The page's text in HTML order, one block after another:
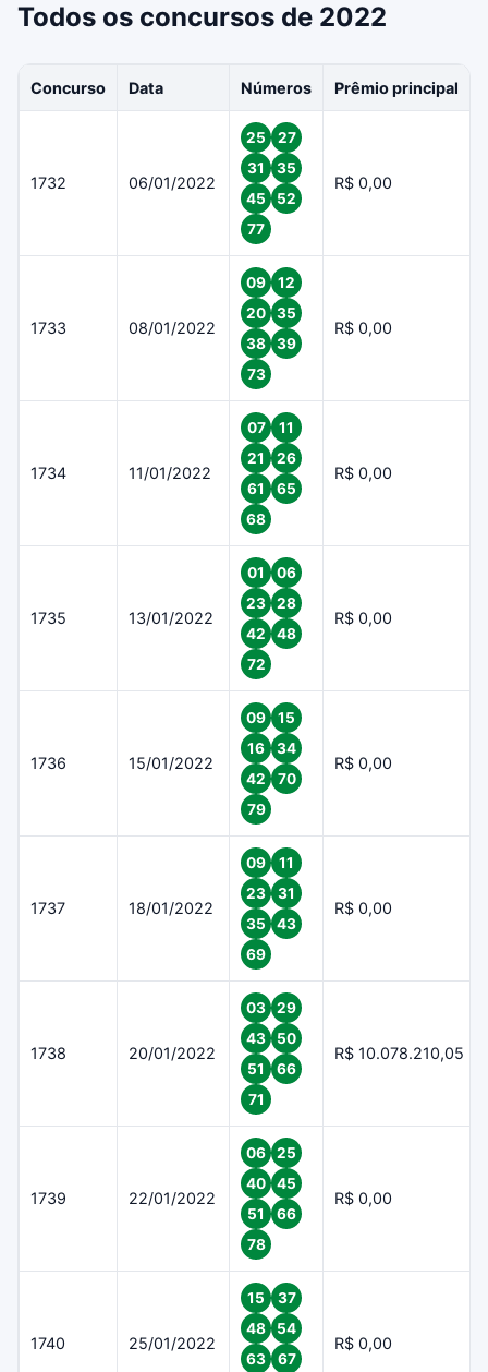
Todos os concursos de 2022
Concurso Data Números Prêmio principal
1732 06/01/2022
25
27
31
35
45
52
77
R$ 0,00
1733 08/01/2022
09
12
20
35
38
39
73
R$ 0,00
1734 11/01/2022
07
11
21
26
61
65
68
R$ 0,00
1735 13/01/2022
01
06
23
28
42
48
72
R$ 0,00
1736 15/01/2022
09
15
16
34
42
70
79
R$ 0,00
1737 18/01/2022
09
11
23
31
35
43
69
R$ 0,00
1738 20/01/2022
03
29
43
50
51
66
71
R$ 10.078.210,05
1739 22/01/2022
06
25
40
45
51
66
78
R$ 0,00
1740 25/01/2022
15
37
48
54
63
67
R$ 0,00